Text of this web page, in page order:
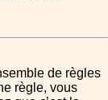
de règles
règle, vous